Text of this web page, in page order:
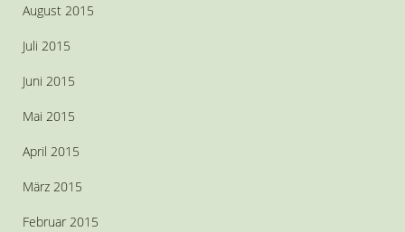
August 2015
Juli 2015
Juni 2015
Mai 2015
April 2015
März 2015
Februar 2015